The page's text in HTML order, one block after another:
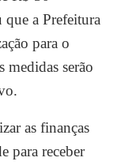
a Prefeitura
para o
medidas serão
as finanças
para receber